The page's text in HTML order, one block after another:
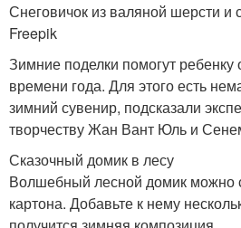
Снеговичок из валяной шерсти и
Freepik
Зимние поделки помогут ребенку
времени года. Для этого есть
зимний сувенир, подсказали
творчеству Жан Вант Юль и
Сказочный домик в лесу
Волшебный лесной домик можно
картона. Добавьте к нему